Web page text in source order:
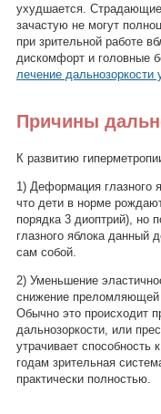
ухудшается.
зачастую не могут
при зрительной работе
дискомфорт и головные
лечение дальнозоркости
Причины
К развитию
1) Деформация глазного
что дети в норме
порядка 3 диоптрий), но
глазного яблока данный
сам собой.
2) Уменьшение
снижение преломляющей
Обычно это происходит
дальнозоркости, или
утрачивает способность
годам зрительная
практически полностью.